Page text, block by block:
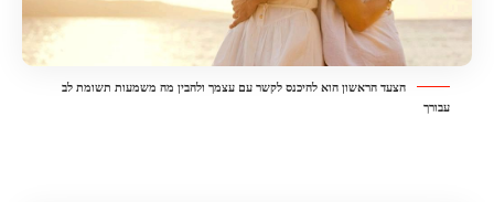
הצעד הראשון הוא להיכנס לקשר עם עצמך ולהבין מה משמעות תשומת לב
עבורך